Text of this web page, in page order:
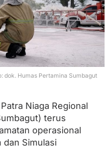
dok. Humas Pertamina Sumbagut
Niaga Regional
terus
operasional
dan Simulasi